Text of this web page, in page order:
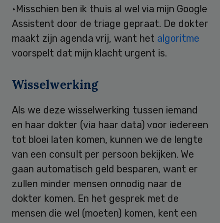
•Misschien ben ik thuis al wel via mijn Google
Assistent door de triage gepraat. De dokter
maakt zijn agenda vrij, want het algoritme
voorspelt dat mijn klacht urgent is.
Wisselwerking
Als we deze wisselwerking tussen iemand
en haar dokter (via haar data) voor iedereen
tot bloei laten komen, kunnen we de lengte
van een consult per persoon bekijken. We
gaan automatisch geld besparen, want er
zullen minder mensen onnodig naar de
dokter komen. En het gesprek met de
mensen die wel (moeten) komen, kent een